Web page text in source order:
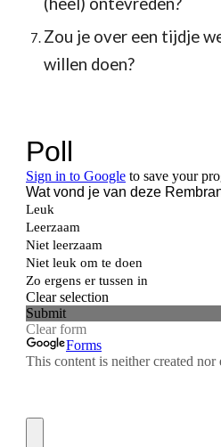
Zou je over een tijdje
willen doen?